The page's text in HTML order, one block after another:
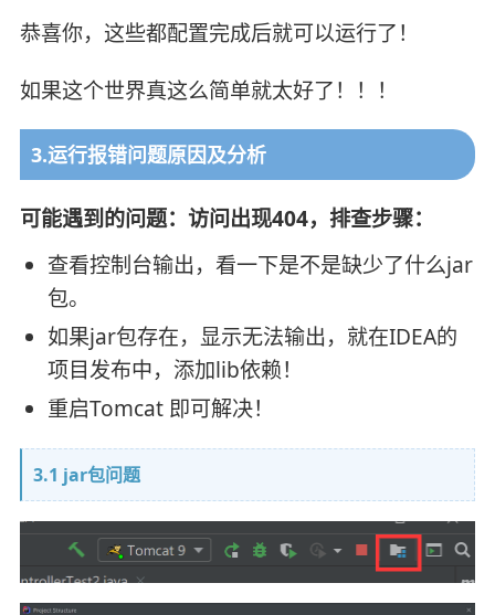
恭喜你，这些都配置完成后就可以运行了！
如果这个世界真这么简单就太好了！！！
3.运行报错问题原因及分析
可能遇到的问题：访问出现404，排查步骤：
查看控制台输出，看一下是不是缺少了什么jar
包。
如果jar包存在，显示无法输出，就在IDEA的
项目发布中，添加lib依赖！
重启Tomcat 即可解决！
3.1 jar包问题